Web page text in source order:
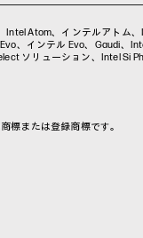
Atom、インテルアトム
、インテル Evo、Gaudi、
ソリューション、Intel Si
標または登録商標です。